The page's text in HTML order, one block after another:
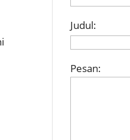
Judul:
Pesan: